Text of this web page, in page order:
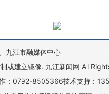
九江市融媒体中心
或建立镜像. 九江新闻网 All
：0792-8505366技术支持：